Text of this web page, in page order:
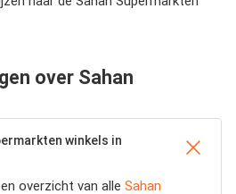
over Sahan
winkels in
overzicht van alle Sahan